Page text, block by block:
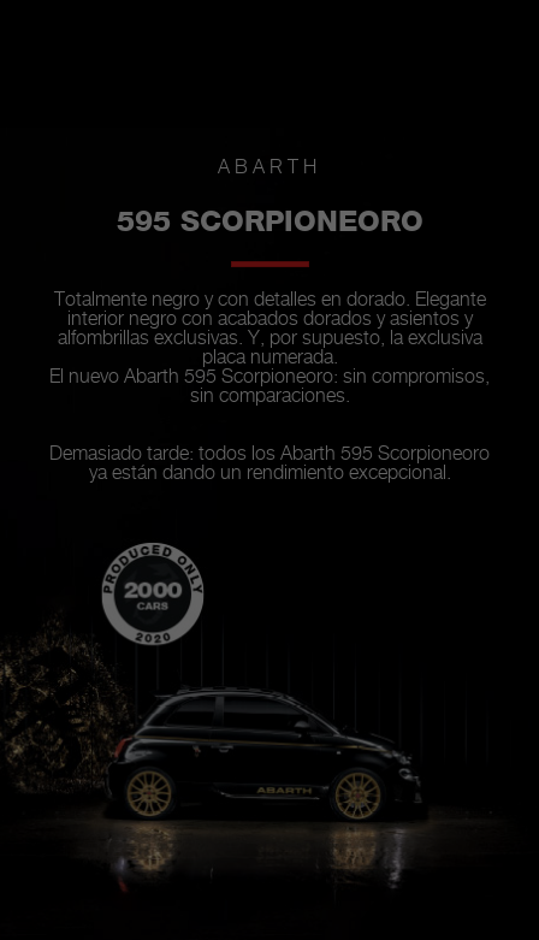
ABARTH
595 SCORPIONEORO
Totalmente negro y con detalles en dorado. Elegante
interior negro con acabados dorados y asientos y
alfombrillas exclusivas. Y, por supuesto, la exclusiva
placa numerada.
El nuevo Abarth 595 Scorpioneoro: sin compromisos,
sin comparaciones.
Demasiado tarde: todos los Abarth 595 Scorpioneoro
ya están dando un rendimiento excepcional.